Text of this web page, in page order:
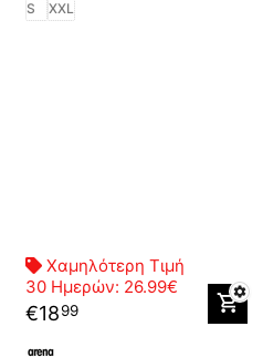
S XXL
Χαμηλότερη Τιμή
30 Ημερών: 26.99€
€1899